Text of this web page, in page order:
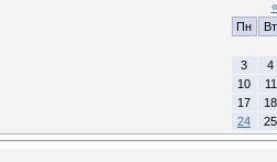
«
Пн
Вт
3
4
10
11
17
18
24
25